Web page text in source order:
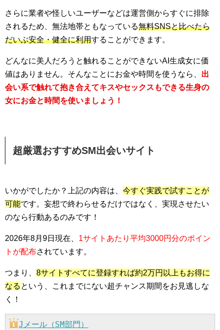
さらに業者や怪しいユーザーなどは運営側からすぐに排除
されるため、無法地帯ともなっている無料SNSと比べたら
だいぶ安全・健全に利用することができます。
どんなに美人だろうと触れることができないAI生成女に価
値はありません。そんなことにお金や時間を使うなら、 出
会い系で触れて抱き合えてキスやセックスもできる生身の
女にお金と時間を使いましょう！
超厳選おすすめSM出会いサイト
いかがでしたか？上記の内容は、 今すぐ実践で試すことが
可能です。妄想で終わらせるだけではなく、実現させたい
のなら行動あるのみです！
2026年8月9日現在、 1サイトあたり平均3000円分のポイン
トが配布されています。
つまり、 8サイトすべてに登録すれば約2万円以上もお得に
なる という、これまでにない超チャンス期間をお見逃しな
く！
Jメール（SM部門）